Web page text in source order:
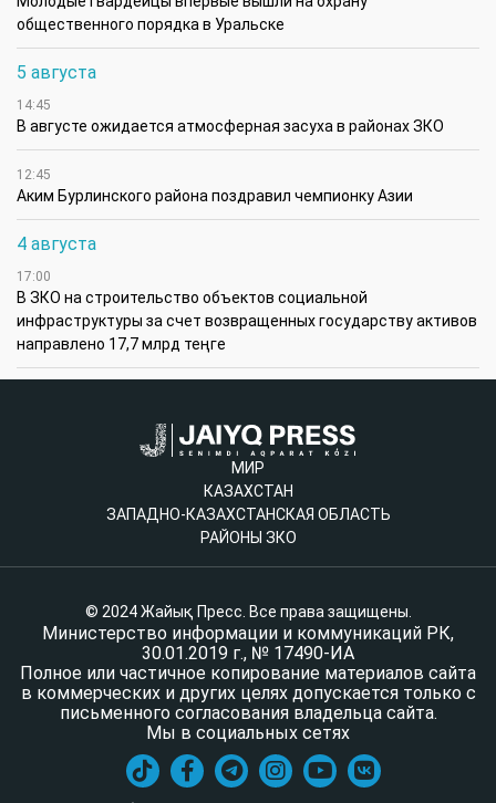
общественного порядка в Уральске
5 августа
14:45
В августе ожидается атмосферная засуха в районах ЗКО
12:45
Аким Бурлинского района поздравил чемпионку Азии
4 августа
17:00
В ЗКО на строительство объектов социальной
инфраструктуры за счет возвращенных государству активов
направлено 17,7 млрд теңге
МИР
КАЗАХСТАН
ЗАПАДНО-КАЗАХСТАНСКАЯ ОБЛАСТЬ
РАЙОНЫ ЗКО
© 2024 Жайық Пресс. Все права защищены.
Министерство информации и коммуникаций РК,
30.01.2019 г., № 17490-ИА
Полное или частичное копирование материалов сайта
в коммерческих и других целях допускается только с
письменного согласования владельца сайта.
Мы в социальных сетях